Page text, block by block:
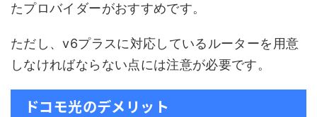
たプロバイダーがおすすめです。
ただし、v6プラスに対応しているルーターを用意
しなければならない点には注意が必要です。
ドコモ光のデメリット